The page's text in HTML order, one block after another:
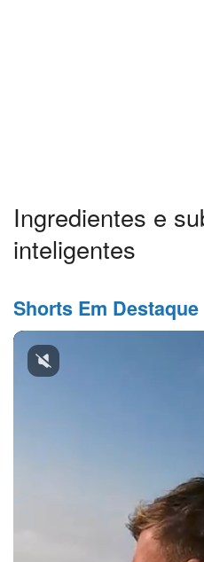
Ingredientes e
inteligentes
Shorts Em Destaque